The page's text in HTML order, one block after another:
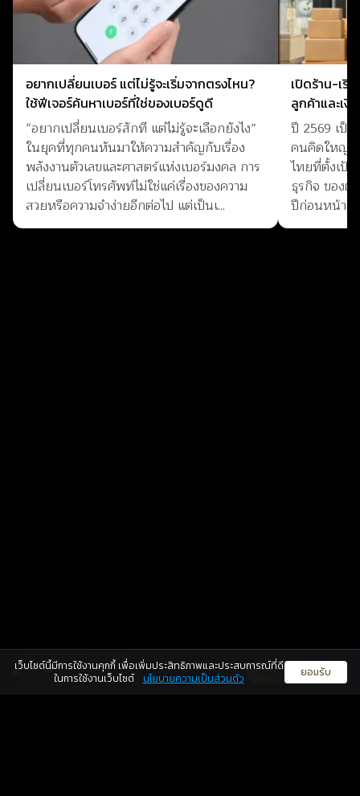
อยากเปลี่ยนเบอร์ แต่ไม่รู้จะเริ่มจากตรงไหน?
ใช้ฟีเจอร์ค้นหาเบอร์ที่ใช่ของเบอร์ดูดี
“อยากเปลี่ยนเบอร์สักที แต่ไม่รู้จะเลือกยังไง”
ในยุคที่ทุกคนหันมาให้ความสำคัญกับเรื่อง
พลังงานตัวเลขและศาสตร์แห่งเบอร์มงคล การ
เปลี่ยนเบอร์โทรศัพท์ไม่ใช่แค่เรื่องของความ
สวยหรือความจำง่ายอีกต่อไป แต่เป็นเ...
เปิดร้าน-เริ่
ลูกค้าและเงิ
ปี 2569 เป็
คนคิดใหญ่!
ไทยที่ตั้งเป้า
ธุรกิจ ของตั
ปีก่อนหน้า โ
เว็บไซต์นี้มีการใช้งานคุกกี้ เพื่อเพิ่มประสิทธิภาพและประสบการณ์ที่ดี
ในการใช้งานเว็บไซต์
นโยบายความเป็นส่วนตัว ยอมรับ
ดวงดูดี
รู้ก่อน พร้อมกว่า ทุกจังหวะชีวิต คลิกดูดวงฟรี